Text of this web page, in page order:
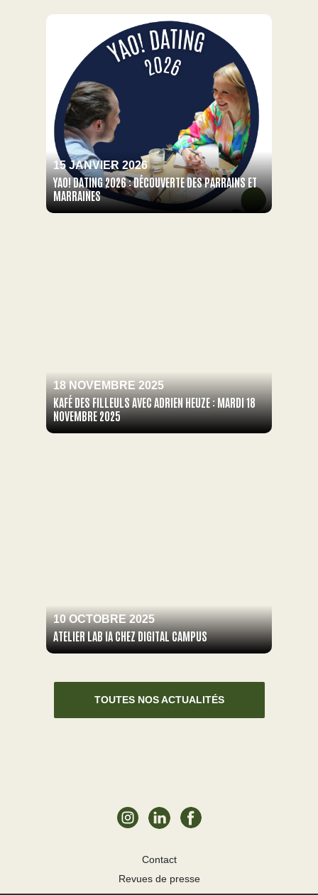
15 JANVIER 2026
YAO! DATING 2026 : DÉCOUVERTE DES PARRAINS ET
MARRAINES
18 NOVEMBRE 2025
KAFÉ DES FILLEULS AVEC ADRIEN HEUZE : MARDI 18
NOVEMBRE 2025
10 OCTOBRE 2025
ATELIER LAB IA CHEZ DIGITAL CAMPUS
TOUTES NOS ACTUALITÉS
Contact
Revues de presse